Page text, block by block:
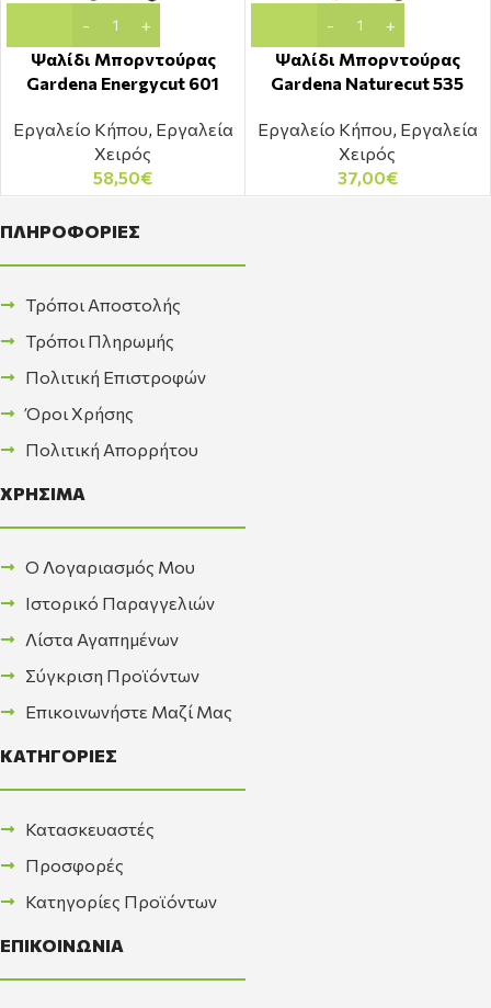
Ψαλίδι Μπορντούρας
Gardena Energycut 601
Εργαλείο Κήπου, Εργαλεία
Χειρός
58,50€
Ψαλίδι Μπορντούρας
Gardena Naturecut 535
Εργαλείο Κήπου, Εργαλεία
Χειρός
37,00€
ΠΛΗΡΟΦΟΡΙΕΣ
Τρόποι Αποστολής
Τρόποι Πληρωμής
Πολιτική Επιστροφών
Όροι Χρήσης
Πολιτική Απορρήτου
ΧΡΗΣΙΜΑ
Ο Λογαριασμός Μου
Ιστορικό Παραγγελιών
Λίστα Αγαπημένων
Σύγκριση Προϊόντων
Επικοινωνήστε Μαζί Μας
ΚΑΤΗΓΟΡΙΕΣ
Κατασκευαστές
Προσφορές
Κατηγορίες Προϊόντων
ΕΠΙΚΟΙΝΩΝΙΑ